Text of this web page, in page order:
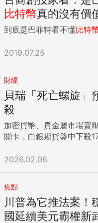
比特幣真的沒有價
到底是巴菲特看不懂比特
2019.07.25
財經
貝瑞「死亡螺旋」
殺
加密貨幣、貴金屬市場賣
關卡，白銀期貨盤中下殺
2026.02.06
焦點
川普為它推法案！
國延續美元霸權新